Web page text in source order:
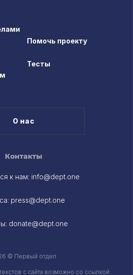
Контакты
к нам: info@dept.one
press@dept.one
donate@dept.one
Помочь проекту
Тесты
О нас
© Первый отдел
c сайта возможно со ссылкой